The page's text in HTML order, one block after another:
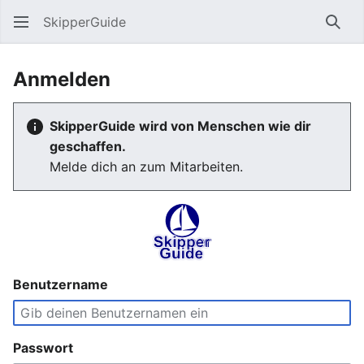
SkipperGuide
Anmelden
SkipperGuide wird von Menschen wie dir
geschaffen.
Melde dich an zum Mitarbeiten.
Benutzername
Passwort